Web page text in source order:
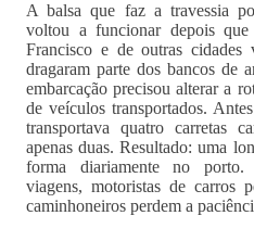
A balsa que faz a travessia
voltou a funcionar depois
Francisco e de outras cidades
dragaram parte dos bancos de
embarcação precisou alterar a
de veículos transportados.
transportava quatro carretas
apenas duas. Resultado: uma
forma diariamente no porto.
viagens, motoristas de carros
caminhoneiros perdem a